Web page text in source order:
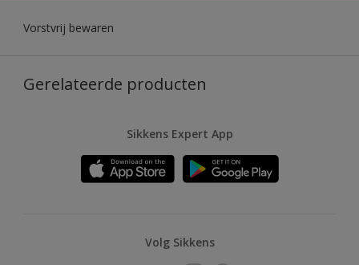
Vorstvrij bewaren
Gerelateerde producten
Sikkens Expert App
Volg Sikkens